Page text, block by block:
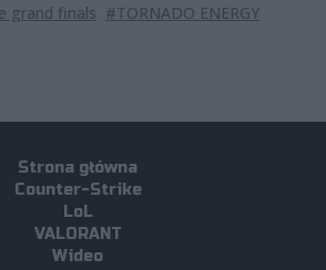
grand finals #TORNADO ENERGY
Strona główna
Counter-Strike
LoL
VALORANT
Wideo